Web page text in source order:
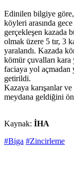
Edinilen bilgiye
köyleri arasında
gerçekleşen kazada
olmak üzere 5 tır, 3
yaralandı. Kazada
kömür çuvalları kara
faciaya yol açmadan
getirildi.
Kazaya karışanlar
meydana geldiğini
Kaynak: İHA
#Biga #Zincirleme